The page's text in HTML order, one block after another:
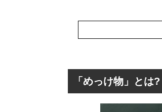
「めっけ物」とは?